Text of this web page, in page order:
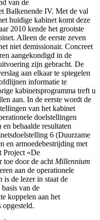
van de
Balkenende IV. Met de val
huidige kabinet komt deze
2010 kende het grootste
Alleen de eerste zeven
niet demissionair. Concreet
aangekondigd in de
zijn gebracht. De
aan elkaar te spiegelen
informatie te
kabinetsprogramma treft u
aan. In de eerste wordt de
van het kabinet
doelstellingen
behaalde resultaten
6 (Duurzame
en armoedebestrijding met
Project «De
door de acht Millennium
aan de operationele
is de lezer in staat de
van de
koppelen aan het
opgesteld.